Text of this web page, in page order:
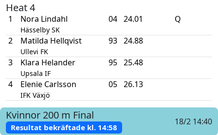
Heat 4
1 Nora Lindahl
Hässelby SK
04 24.01 Q
2 Matilda Hellqvist
Ullevi FK
93 24.88
3 Klara Helander
Upsala IF
95 25.48
4 Elenie Carlsson
IFK Växjö
05 26.13
Kvinnor 200 m Final
Resultat bekräftade kl.14:58
18/2 14:40